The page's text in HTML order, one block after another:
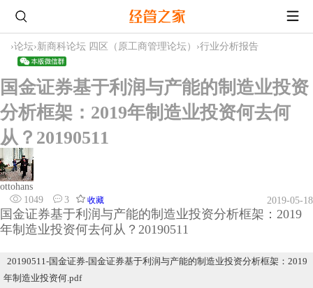
›论坛›新商科论坛 四区（原工商管理论坛） ›行业分析报告
国金证券基于利润与产能的制造业投资
分析框架：2019年制造业投资何去何
从？20190511
ottohans
1049
3 收藏 2019-05-18
国金证券基于利润与产能的制造业投资分析框架：2019
年制造业投资何去何从？20190511
20190511-国金证券-国金证券基于利润与产能的制造业投资分析框架：2019
年制造业投资何.pdf